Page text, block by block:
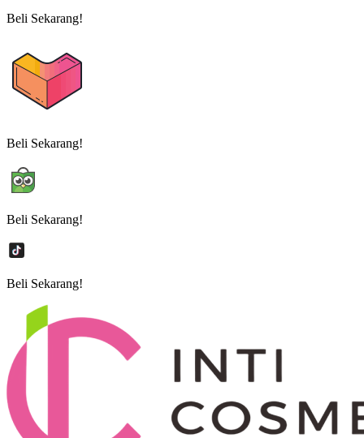
Beli Sekarang!
Beli Sekarang!
Beli Sekarang!
Beli Sekarang!